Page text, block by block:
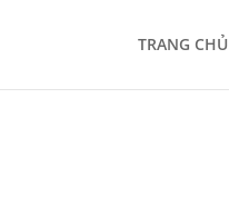
TRANG CHỦ